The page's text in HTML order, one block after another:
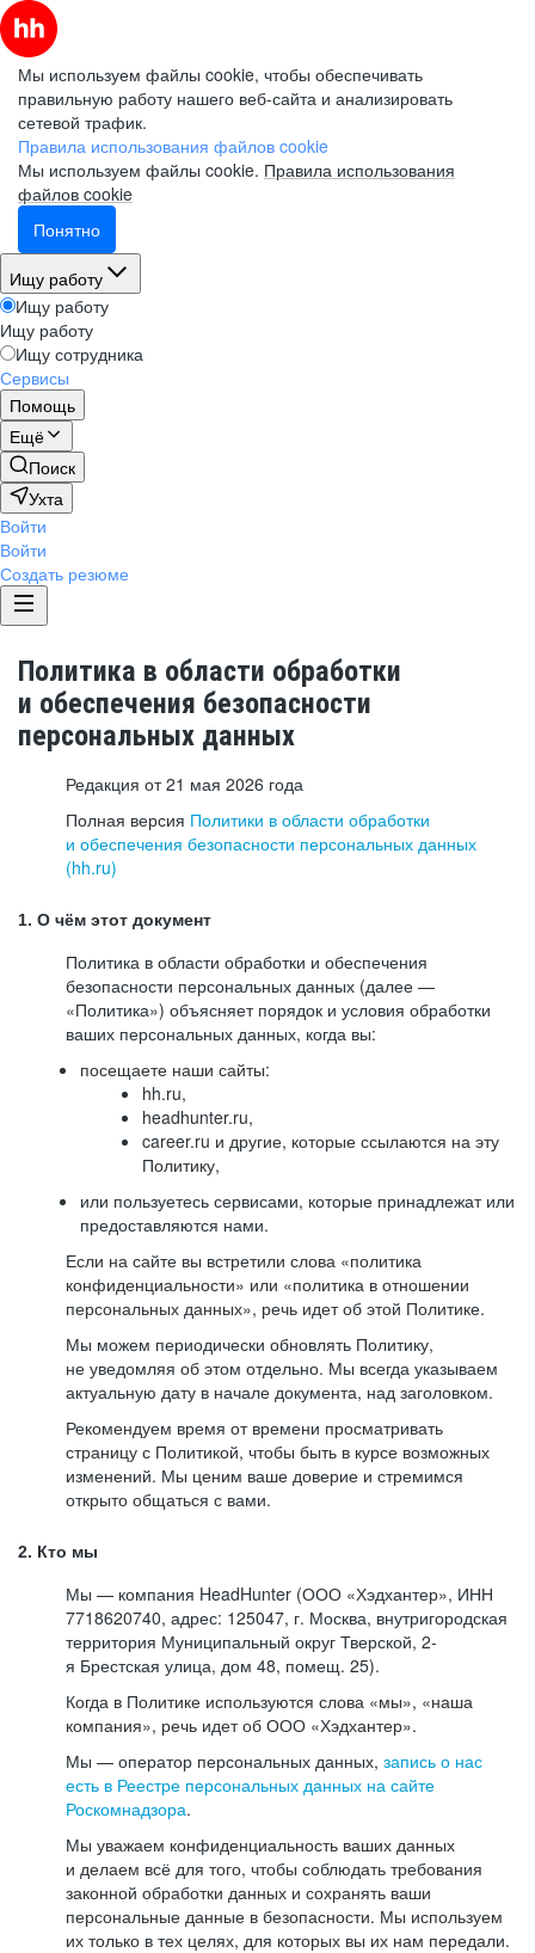
Мы используем файлы cookie, чтобы обеспечивать
правильную работу нашего веб-сайта и анализировать
сетевой трафик.
Правила использования файлов cookie
Мы используем файлы cookie. Правила использования
файлов cookie
Понятно
Ищу работу
Ищу работу
Ищу работу
Ищу сотрудника
Сервисы
Помощь
Ещё
Поиск
Ухта
Войти
Войти
Создать резюме
Политика в области обработки
и обеспечения безопасности
персональных данных
Редакция от 21 мая 2026 года
Полная версия Политики в области обработки
и обеспечения безопасности персональных данных
(hh.ru)
1. О чём этот документ
Политика в области обработки и обеспечения
безопасности персональных данных (далее —
«Политика») объясняет порядок и условия обработки
ваших персональных данных, когда вы:
посещаете наши сайты:
hh.ru,
headhunter.ru,
career.ru и другие, которые ссылаются на эту
Политику,
или пользуетесь сервисами, которые принадлежат или
предоставляются нами.
Если на сайте вы встретили слова «политика
конфиденциальности» или «политика в отношении
персональных данных», речь идет об этой Политике.
Мы можем периодически обновлять Политику,
не уведомляя об этом отдельно. Мы всегда указываем
актуальную дату в начале документа, над заголовком.
Рекомендуем время от времени просматривать
страницу с Политикой, чтобы быть в курсе возможных
изменений. Мы ценим ваше доверие и стремимся
открыто общаться с вами.
2. Кто мы
Мы — компания HeadHunter (ООО «Хэдхантер», ИНН
7718620740, адрес: 125047, г. Москва, внутригородская
территория Муниципальный округ Тверской, 2-
я Брестская улица, дом 48, помещ. 25).
Когда в Политике используются слова «мы», «наша
компания», речь идет об ООО «Хэдхантер».
Мы — оператор персональных данных, запись о нас
есть в Реестре персональных данных на сайте
Роскомнадзора.
Мы уважаем конфиденциальность ваших данных
и делаем всё для того, чтобы соблюдать требования
законной обработки данных и сохранять ваши
персональные данные в безопасности. Мы используем
их только в тех целях, для которых вы их нам передали.